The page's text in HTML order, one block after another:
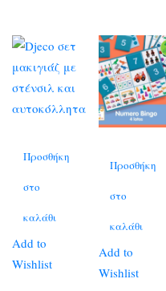
Προσθήκη
στο
καλάθι
Add to
Wishlist
Προσθήκη
στο
καλάθι
Add to
Wishlist